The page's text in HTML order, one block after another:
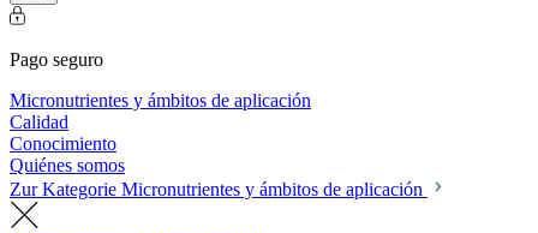
Pago seguro
Micronutrientes y ámbitos de aplicación
Calidad
Conocimiento
Quiénes somos
Zur Kategorie Micronutrientes y ámbitos de aplicación